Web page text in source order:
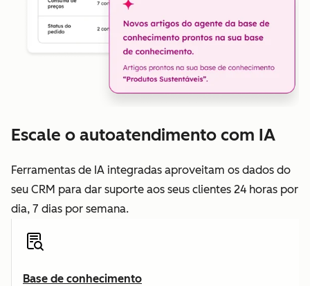
Escale o autoatendimento com IA
Ferramentas de IA integradas aproveitam os dados do
seu CRM para dar suporte aos seus clientes 24 horas por
dia, 7 dias por semana.
Base de conhecimento